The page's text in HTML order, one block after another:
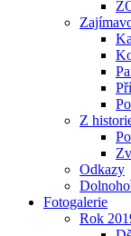
Z
Odkazy
Fotogalerie
Rok